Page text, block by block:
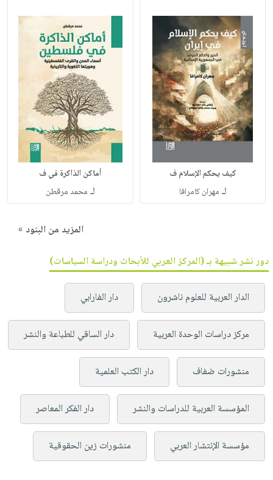
كيف يحكم الإسلام ف
لـ مهران كامرافا
أماكن الذاكرة في ف
لـ محمد مرقطن
المزيد من البنود »
دور نشر شبيهة بـ (المركز العربي للأبحاث ودراسة السياسات)
الدار العربية للعلوم ناشرون دار الفارابي
مركز دراسات الوحدة العربية دار الساقي للطباعة والنشر
منشورات ضفاف دار الكتب العلمية
المؤسسة العربية للدراسات والنشر دار الفكر المعاصر
مؤسسة الإنتشار العربي منشورات زين الحقوقية